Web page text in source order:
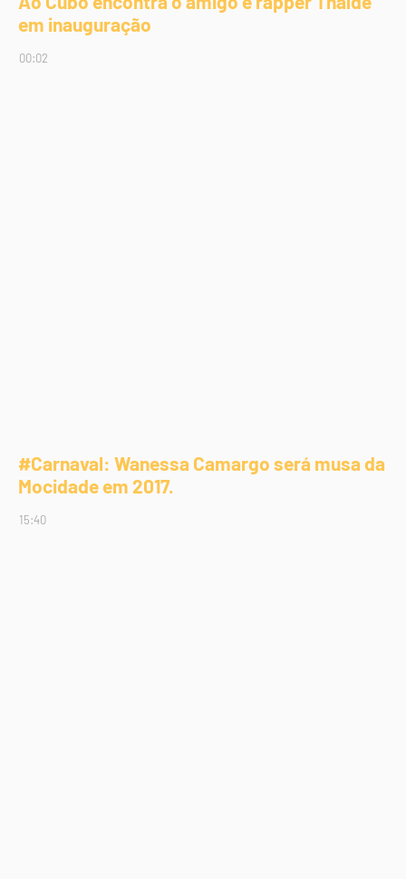
em inauguração
00:02
#Carnaval: Wanessa Camargo será musa da
Mocidade em 2017.
15:40